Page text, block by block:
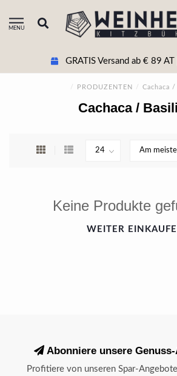
MENU
GRATIS Versand ab € 89
/ PRODUZENTEN / Cachaca
Cachaca /
Keine Produkte
WEITER
Abonniere unsere
Profitiere von unseren Spar-